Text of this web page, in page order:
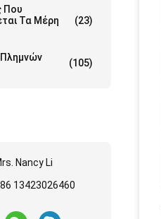
Που
Τα Μέρη
(23)
(105)
Nancy Li
13423026460